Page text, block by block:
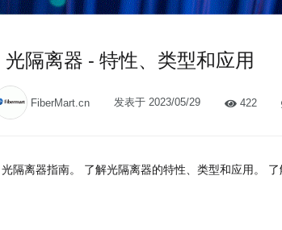
光隔离器 - 特性、类型和应用
FiberMart.cn 发表于 2023/05/29 422
光隔离器指南。 了解光隔离器的特性、类型和应用。